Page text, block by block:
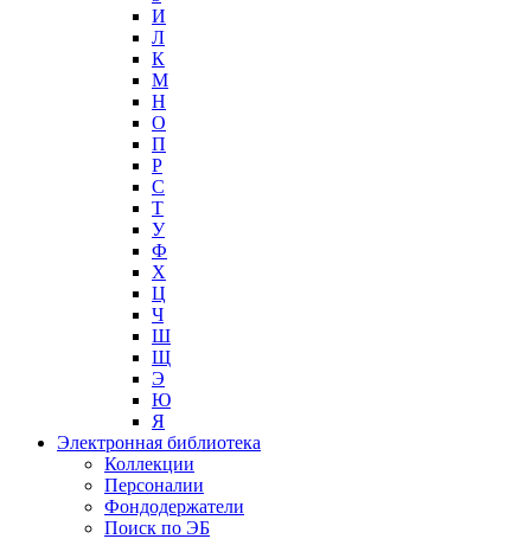
И
Л
К
М
Н
О
П
Р
С
Т
У
Ф
Х
Ц
Ч
Ш
Щ
Э
Ю
Я
Электронная библиотека
Коллекции
Персоналии
Фондодержатели
Поиск по ЭБ